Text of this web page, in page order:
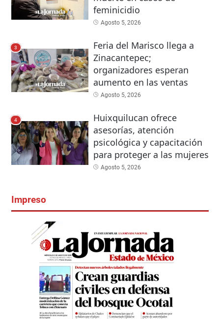
feminicidio
Agosto 5, 2026
3
Feria del Marisco llega a
Zinacantepec;
organizadores esperan
aumento en las ventas
Agosto 5, 2026
4
Huixquilucan ofrece
asesorías, atención
psicológica y capacitación
para proteger a las mujeres
Agosto 5, 2026
Impreso